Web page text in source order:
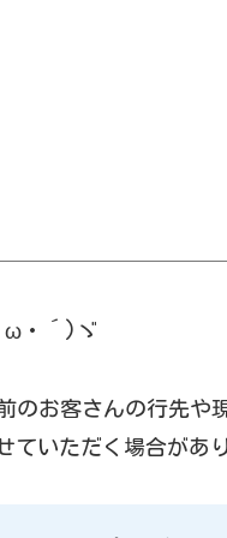
ω・´)ゞ
のお客さんの行先や
ていただく場合があ